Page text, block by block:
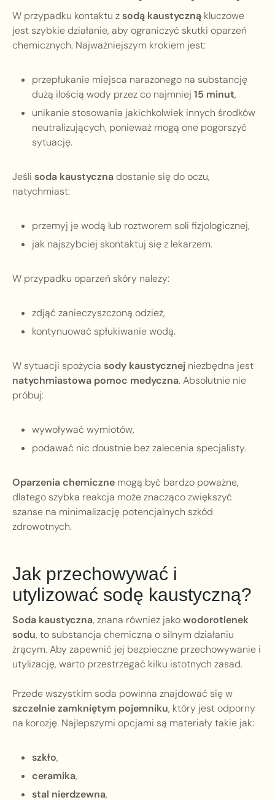
W przypadku kontaktu zsodą kaustyczną kluczowe
jest szybkie działanie, aby ograniczyć skutki oparzeń
chemicznych. Najważniejszym krokiem jest:
przepłukanie miejsca narażonego na substancję
dużą ilością wody przez co najmniej 15 minut,
unikanie stosowania jakichkolwiek innych środków
neutralizujących, ponieważ mogą one pogorszyć
sytuację.
Jeśli soda kaustycznadostanie się do oczu,
natychmiast:
przemyj je wodą lub roztworem soli fizjologicznej,
jak najszybciej skontaktuj się z lekarzem.
W przypadku oparzeń skóry należy:
zdjąć zanieczyszczoną odzież,
kontynuować spłukiwanie wodą.
W sytuacji spożycia sody kaustycznej niezbędna jest
natychmiastowa pomoc medyczna. Absolutnie nie
próbuj:
wywoływać wymiotów,
podawać nic doustnie bez zalecenia specjalisty.
Oparzenia chemiczne mogą być bardzo poważne,
dlatego szybka reakcja może znacząco zwiększyć
szanse na minimalizację potencjalnych szkód
zdrowotnych.
Jak przechowywać i
utylizować sodę kaustyczną?
Soda kaustyczna, znana również jakowodorotlenek
sodu, to substancja chemiczna o silnym działaniu
żrącym. Aby zapewnić jej bezpieczne przechowywanie i
utylizację, warto przestrzegać kilku istotnych zasad.
Przede wszystkim soda powinna znajdować się w
szczelnie zamkniętym pojemniku, który jest odporny
na korozję. Najlepszymi opcjami są materiały takie jak:
szkło,
ceramika,
stal nierdzewna,